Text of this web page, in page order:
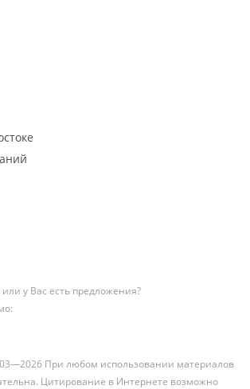
у Вас есть предложения?
При любом использовании материалов
Цитирование в Интернете возможно